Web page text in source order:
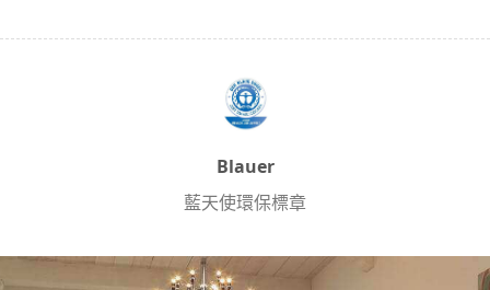
Blauer
藍天使環保標章